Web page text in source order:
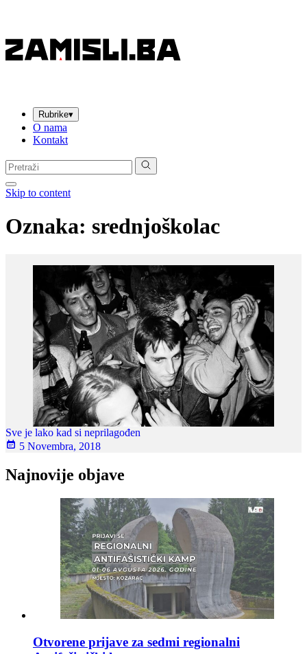
Rubrike▾
O nama
Kontakt
Pretraga:
Skip to content
Oznaka: srednjoškolac
Sve je lako kad si neprilagođen
5 Novembra, 2018
Najnovije objave
Otvorene prijave za sedmi regionalni